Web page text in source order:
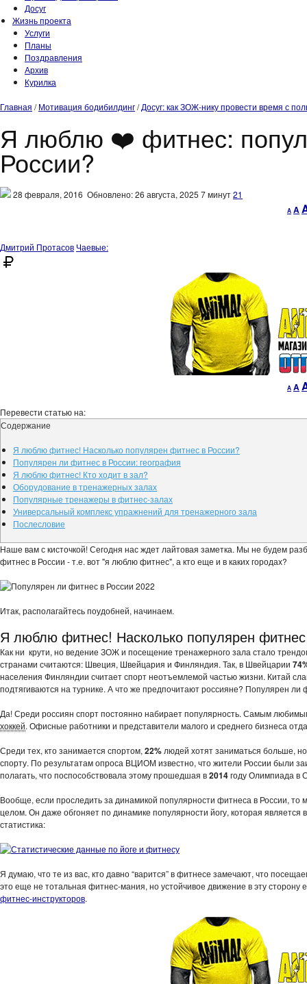
Досуг
Жизнь проекта
Услуги
Планы
Поздравления
Архив
Курилка
Главная / Мотивация бодибилдинг/ Досуг: как ЗОЖ-нику провести время с
Я люблю ❤️‍ фитнес:
России?
28 февраля, 2016 Обновлено: 26 августа, 2025 7 минут21
Afont
A
Дмитрий Протасов Чаевые:
Afont
A
Перевести статью на:
Содержание
Я люблю фитнес! Насколько популярен фитнес в России?
Популярен ли фитнес в России: география
Я люблю фитнес! Кто ходит в зал?
Оборудование в тренажерных залах
Популярные тренажеры в фитнес-залах
Универсальный комплекс упражнений для тренажерного зала
Послесловие
Наше вам с кисточкой! Сегодня нас ждет лайтовая заметка. Мы не будем
фитнес в России - т.е. вот "я люблю фитнес", а кто еще и в каких городах?
Итак, располагайтесь поудобней, начинаем.
Я люблю фитнес! Насколько популярен
Как ни крути, но ведение ЗОЖ и посещение тренажерного зала стало
странами считаются: Швеция, Швейцария и Финляндия. Так, в Швейцарии
населения Финляндии считает спорт неотъемлемой частью жизни. Китай
подтягиваются на турнике. А что же предпочитают россияне? Популярен ли
Да! Среди россиян спорт постоянно набирает популярность. Самым
хоккей. Офисные работники и представители малого и среднего бизнеса
Среди тех, кто занимается спортом, 22% людей хотят заниматься больше,
спорту. По результатам опроса ВЦИОМ известно, что жители России были
полагать, что поспособствовала этому прошедшая в2014году Олимпиада в
Вообще, если проследить за динамикой популярности фитнеса в России, то
целом. Он даже обгоняет по динамике популярности йогу, которая
статистика:
Я думаю, что те из вас, кто давно “варится” в фитнесе замечают, что
это еще не тотальная фитнес-мания, но устойчивое движение в эту сторону
фитнес-инструкторов.